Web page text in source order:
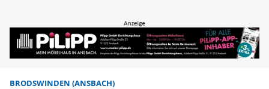
BRODSWINDEN (ANSBACH)